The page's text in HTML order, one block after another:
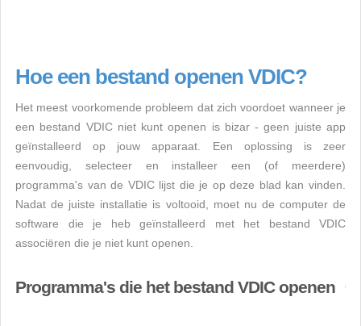
Hoe een bestand openen VDIC?
Het meest voorkomende probleem dat zich voordoet wanneer je
een bestand VDIC niet kunt openen is bizar - geen juiste app
geïnstalleerd op jouw apparaat. Een oplossing is zeer
eenvoudig, selecteer en installeer een (of meerdere)
programma's van de VDIC lijst die je op deze blad kan vinden.
Nadat de juiste installatie is voltooid, moet nu de computer de
software die je heb geïnstalleerd met het bestand VDIC
associëren die je niet kunt openen.
Programma's die het bestand VDIC openen